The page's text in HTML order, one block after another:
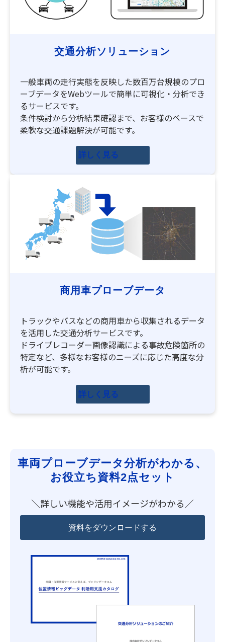
交通分析ソリューション
一般車両の走行実態を反映した数百万台規模のプロ
ーブデータをWebツールで簡単に可視化・分析でき
るサービスです。
条件検討から分析結果確認まで、お客様のペースで
柔軟な交通課題解決が可能です。
詳しく見る
商用車プローブデータ
トラックやバスなどの商用車から収集されるデータ
を活用した交通分析サービスです。
ドライブレコーダー画像認識による事故危険箇所の
特定など、多様なお客様のニーズに応じた高度な分
析が可能です。
詳しく見る
車両プローブデータ分析がわかる、
お役立ち資料2点セット
＼詳しい機能や活用イメージがわかる／
資料をダウンロードする